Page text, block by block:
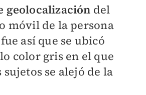
geolocalización del
móvil de la persona
así que se ubicó
color gris en el que
sujetos se alejó de la